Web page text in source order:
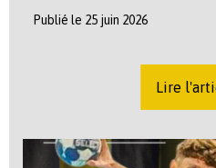
Publié le 25 juin 2026
Lire